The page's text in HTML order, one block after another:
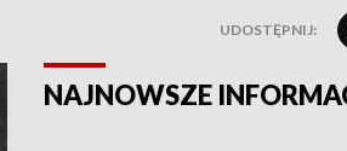
UDOSTĘPNIJ:
NAJNOWSZE